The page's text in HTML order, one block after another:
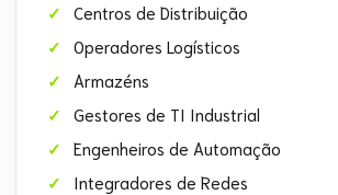
Centros de Distribuição
Operadores Logísticos
Armazéns
Gestores de TI Industrial
Engenheiros de Automação
Integradores de Redes